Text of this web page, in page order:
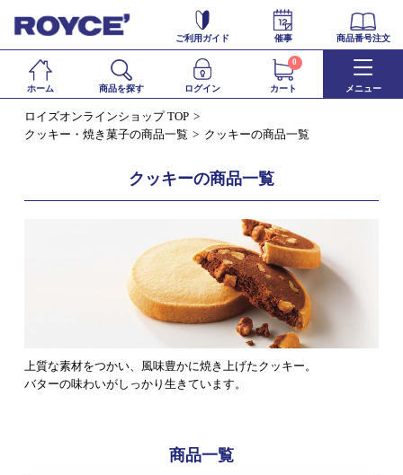
ご利用ガイド 催事 商品番号注文
ホーム 商品を探す ログイン カート
0
メニュー
ロイズオンラインショップ TOP
クッキー・焼き菓子の商品一覧
クッキーの商品一覧
クッキーの商品一覧
上質な素材をつかい、風味豊かに焼き上げたクッキー。
バターの味わいがしっかり生きています。
商品一覧